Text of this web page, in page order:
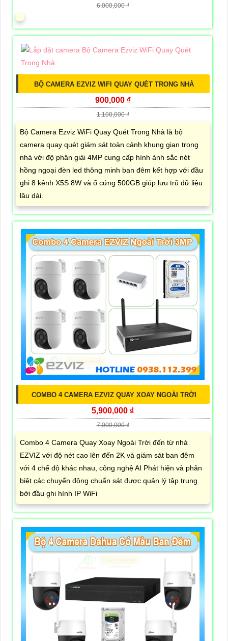
6,000,000 ₫
BỘ CAMERA EZVIZ WIFI QUAY QUÉT TRONG NHÀ
900,000 ₫
1,100,000 ₫
Bộ Camera Ezviz WiFi Quay Quét Trong Nhà là bộ
camera quay quét giám sát toàn cảnh khung gian trong
nhà với độ phân giải 4MP cung cấp hình ảnh sắc nét
hồng ngoại đèn led thông minh ban đêm kết hợp với đầu
ghi 8 kênh X5S 8W và ổ cứng 500GB giúp lưu trũ dữ liệu
lâu dài.
COMBO 4 CAMERA EZVIZ QUAY XOAY NGOÀI TRỜI
5,900,000 ₫
7,000,000 ₫
Combo 4 Camera Quay Xoay Ngoài Trời đến từ nhà
EZVIZ với độ nét cao lên đến 2K và giám sát ban đêm
với 4 chế độ khác nhau, công nghệ AI Phát hiện và phân
biệt các chuyển động chuẩn sát được quản lý tập trung
bởi đầu ghi hình IP WiFi